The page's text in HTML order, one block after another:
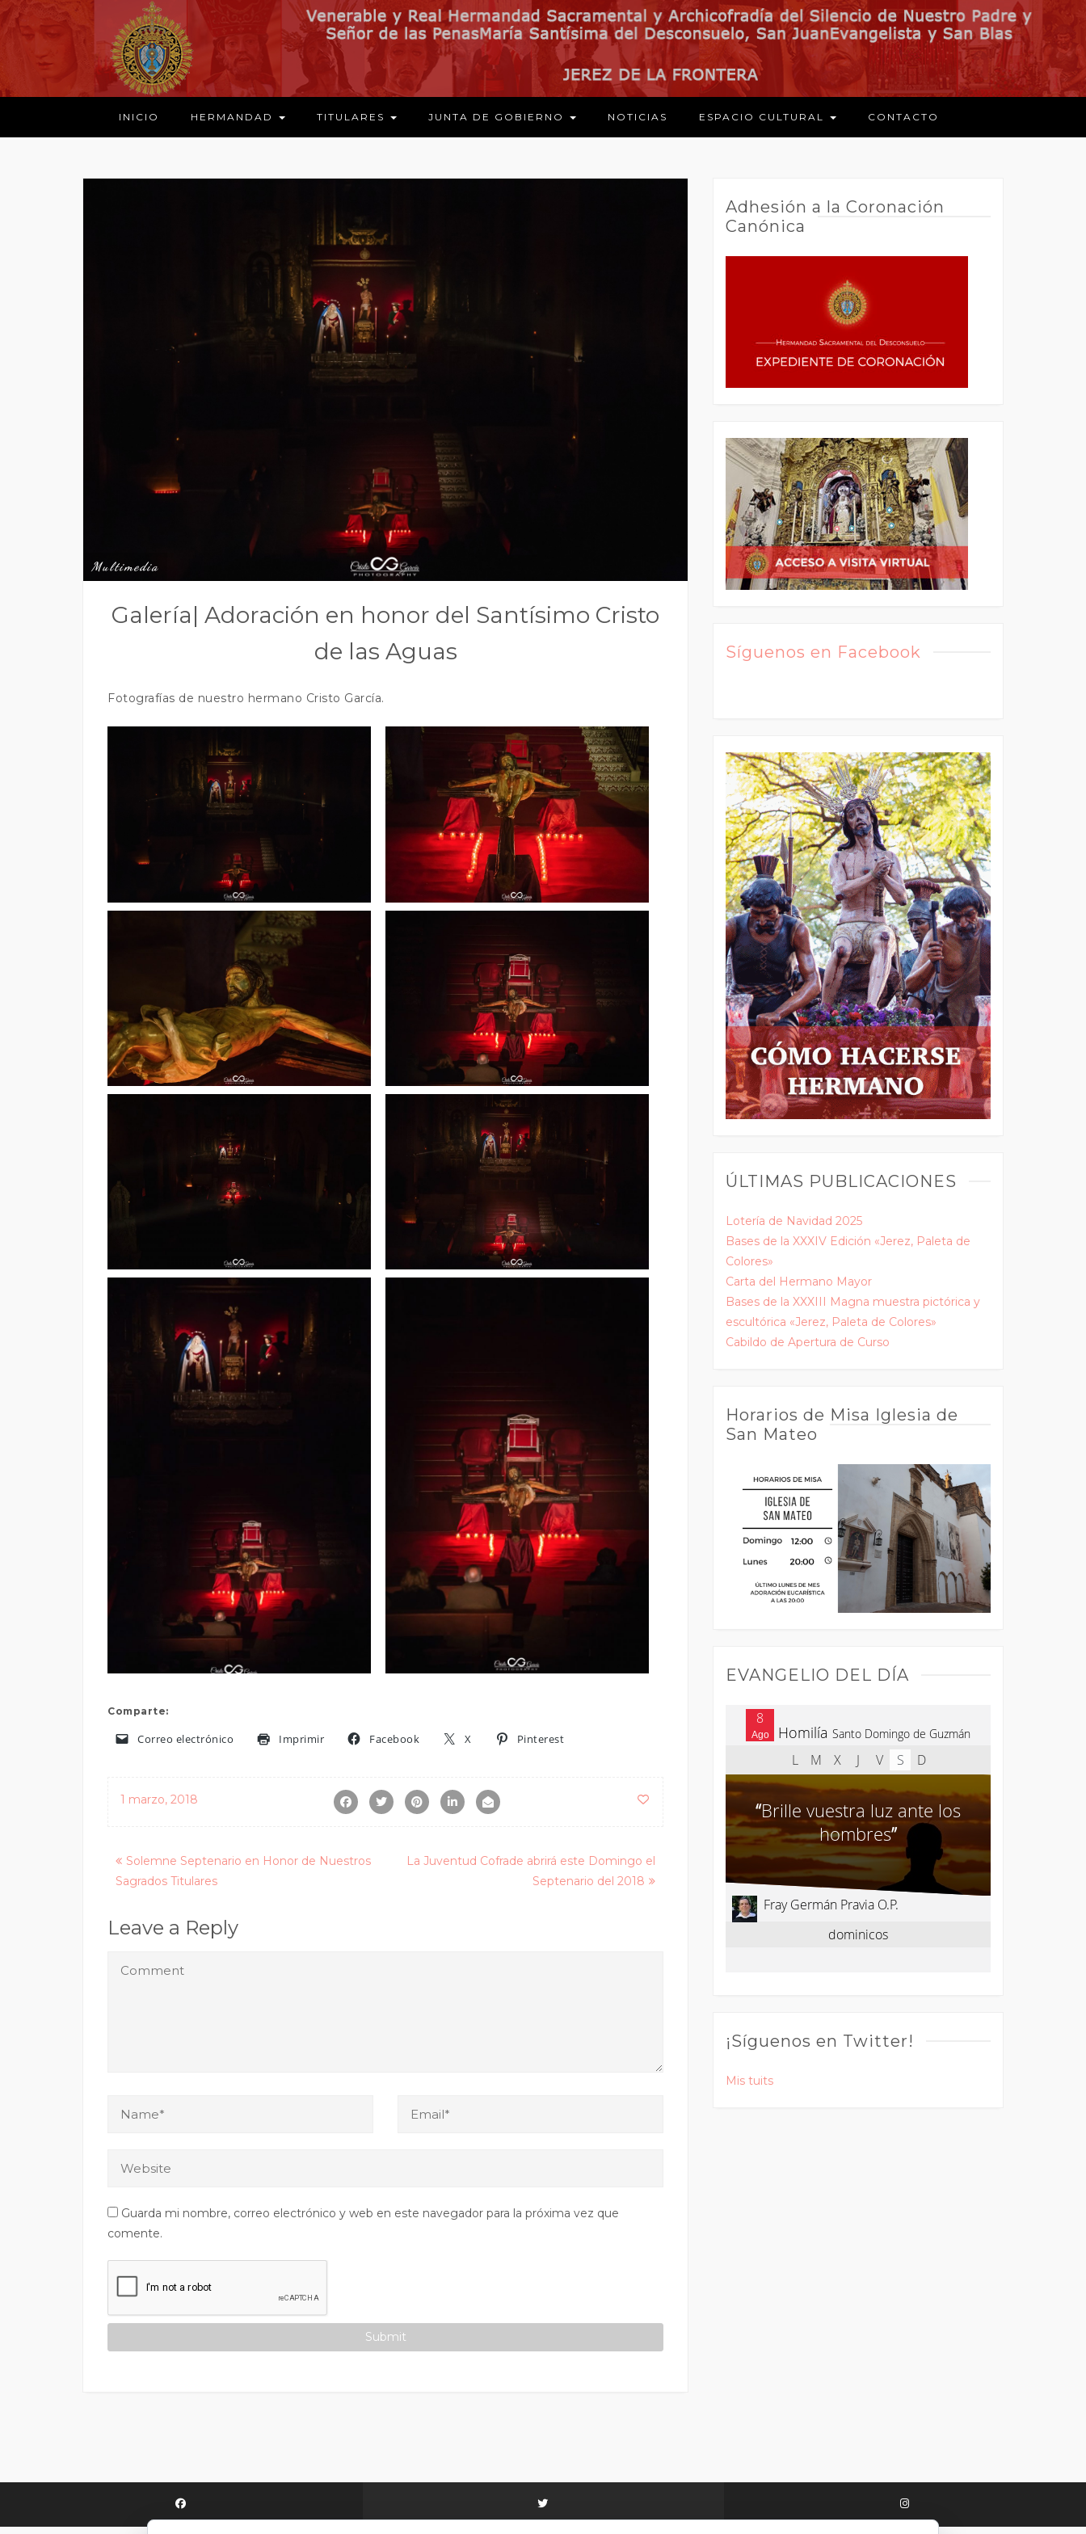
INICIO HERMANDAD TITULARES JUNTA DE GOBIERNO NOTICIAS ESPACIO CULTURAL CONTACTO
Multimedia
Galería| Adoración en honor del Santísimo Cristo
de las Aguas
Fotografías de nuestro hermano Cristo García.
Comparte:
Correo electrónico Imprimir Facebook X Pinterest
1 marzo, 2018
Posts
navigation
Solemne Septenario en Honor de Nuestros
Sagrados Titulares
La Juventud Cofrade abrirá este Domingo el
Septenario del 2018
Leave a Reply
Guarda mi nombre, correo electrónico y web en este navegador para la próxima vez que
comente.
Adhesión a la Coronación
Canónica
Síguenos en Facebook
ÚLTIMAS PUBLICACIONES
Lotería de Navidad 2025
Bases de la XXXIV Edición «Jerez, Paleta de
Colores»
Carta del Hermano Mayor
Bases de la XXXIII Magna muestra pictórica y
escultórica «Jerez, Paleta de Colores»
Cabildo de Apertura de Curso
Horarios de Misa Iglesia de
San Mateo
EVANGELIO DEL DÍA
¡Síguenos en Twitter!
Mis tuits